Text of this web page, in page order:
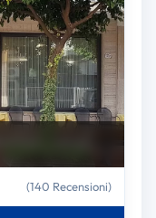
(140 Recensioni)